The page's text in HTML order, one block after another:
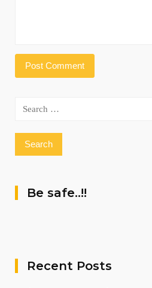
Search
Be safe..!!
Recent Posts